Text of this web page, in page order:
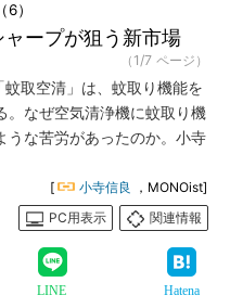
ープが狙う新市場
）
（1/7 ページ）
取空清」は、蚊取り機能を
。なぜ空気清浄機に蚊取り機
うな苦労があったのか。小寺
[ 小寺信良
，MONOist]
PC用表示
関連情報
LINE Hatena